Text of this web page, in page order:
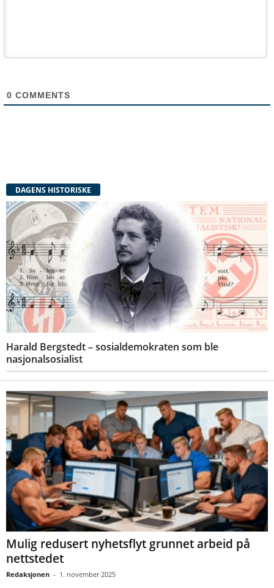
0 COMMENTS
DAGENS HISTORISKE
Harald Bergstedt – sosialdemokraten som ble
nasjonalsosialist
Mulig redusert nyhetsflyt grunnet arbeid på
nettstedet
Redaksjonen - 1. november 2025